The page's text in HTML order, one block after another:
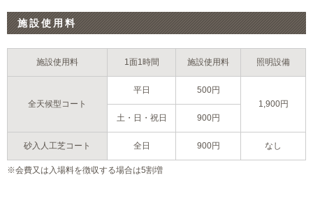
施設使用料
施設使用料 1面1時間 施設使用料 照明設備
全天候型 コート
平日
500円
1,900円
土・日・ 祝日 900円
砂入 人工芝コート 全日 900円 なし
※会費又は入場料を徴収する場合は5割増